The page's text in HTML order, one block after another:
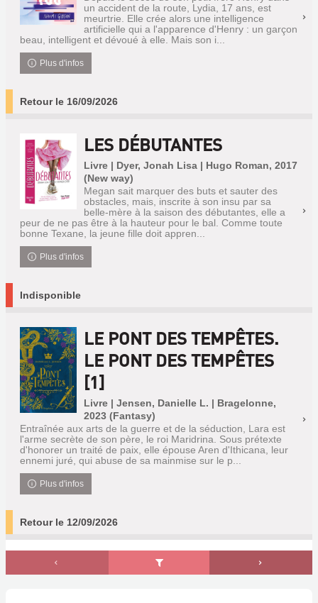
un accident de la route, Lydia, 17 ans, est
meurtrie. Elle crée alors une intelligence
artificielle qui a l'apparence d'Henry : un garçon
beau, intelligent et dévoué à elle. Mais son i...
Plus d'infos
Retour le 16/09/2026
LES DÉBUTANTES
Livre | Dyer, Jonah Lisa | Hugo Roman, 2017
(New way)
Megan sait marquer des buts et sauter des
obstacles, mais, inscrite à son insu par sa
belle-mère à la saison des débutantes, elle a
peur de ne pas être à la hauteur pour le bal. Comme toute
bonne Texane, la jeune fille doit appren...
Plus d'infos
Indisponible
LE PONT DES TEMPÊTES.
LE PONT DES TEMPÊTES
[1]
Livre | Jensen, Danielle L. | Bragelonne,
2023 (Fantasy)
Entraînée aux arts de la guerre et de la séduction, Lara est
l'arme secrète de son père, le roi Maridrina. Sous prétexte
d'honorer un traité de paix, elle épouse Aren d'Ithicana, leur
ennemi juré, qui abuse de sa mainmise sur le p...
Plus d'infos
Retour le 12/09/2026